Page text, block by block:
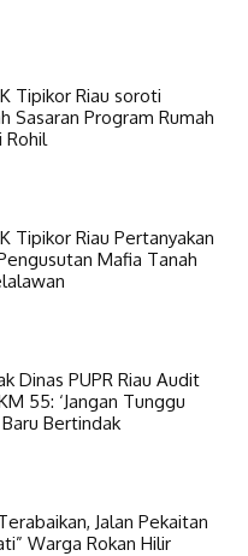
Tipikor Riau soroti
Sasaran Program Rumah
Rohil
Tipikor Riau Pertanyakan
Mafia Tanah
Dinas PUPR Riau Audit
55: ‘Jangan Tunggu
Baru Bertindak
Jalan Pekaitan
Warga Rokan Hilir